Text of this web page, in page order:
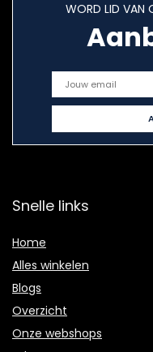
WORD LID VAN
Snelle links
Home
Alles winkelen
Blogs
Overzicht
Onze webshops